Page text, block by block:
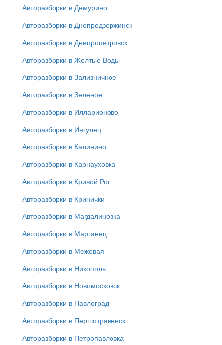
Авторазборки в Демурино
Авторазборки в Днепродзержинск
Авторазборки в Днепропетровск
Авторазборки в Желтые Воды
Авторазборки в Зализничное
Авторазборки в Зеленое
Авторазборки в Илларионово
Авторазборки в Ингулец
Авторазборки в Калинино
Авторазборки в Карнауховка
Авторазборки в Кривой Рог
Авторазборки в Кринички
Авторазборки в Магдалиновка
Авторазборки в Марганец
Авторазборки в Межевая
Авторазборки в Никополь
Авторазборки в Новомосковск
Авторазборки в Павлоград
Авторазборки в Першотравенск
Авторазборки в Петропавловка